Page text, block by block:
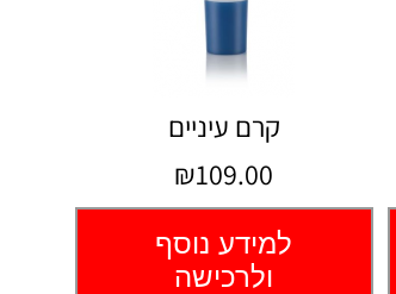
קרם עיניים
₪109.00
למידע נוסף
ולרכישה